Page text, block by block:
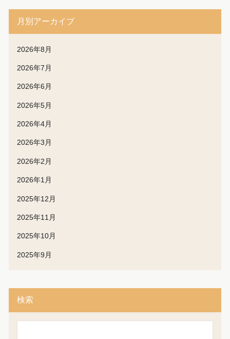
月別アーカイブ
2026年8月
2026年7月
2026年6月
2026年5月
2026年4月
2026年3月
2026年2月
2026年1月
2025年12月
2025年11月
2025年10月
2025年9月
検索